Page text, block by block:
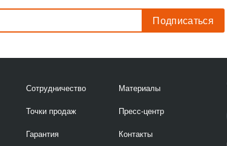
Сотрудничество
Точки продаж
Гарантия
Материалы
Пресс-центр
Контакты